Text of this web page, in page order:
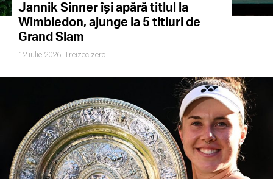
Jannik Sinner își apără titlul la
Wimbledon, ajunge la 5 titluri de
Grand Slam
12 iulie 2026, Treizecizero